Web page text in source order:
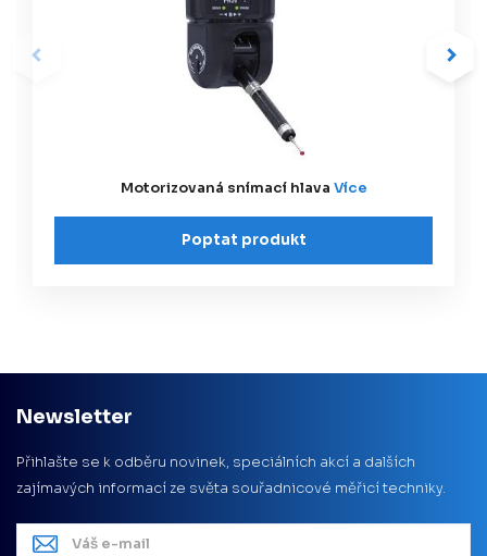
Motorizovaná snímací hlava Více
Poptat produkt
Newsletter
Přihlašte se k odběru novinek, speciálních akcí a dalších
zajímavých informací ze světa souřadnicové měřicí techniky.